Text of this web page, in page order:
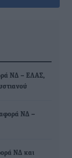
ΝΔ – ΕΛΑΣ,
ΝΔ –
ΝΔ και